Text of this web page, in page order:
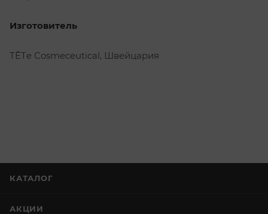
Изготовитель
TÊTе Cosmeceutical, Швейцария
КАТАЛОГ
АКЦИИ